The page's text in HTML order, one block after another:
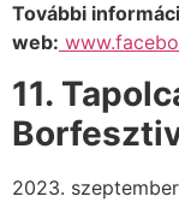
További
web:
11.
2023.